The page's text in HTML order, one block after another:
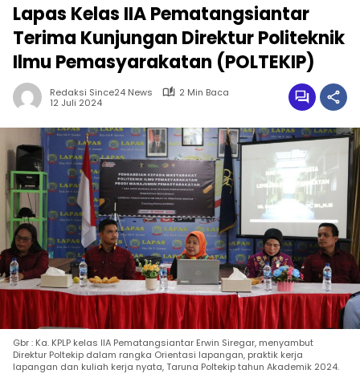
Lapas Kelas IIA Pematangsiantar
Terima Kunjungan Direktur Politeknik
Ilmu Pemasyarakatan (POLTEKIP)
Redaksi Since24 News
2 Min Baca
12 Juli 2024
Gbr : Ka. KPLP kelas IIA Pematangsiantar Erwin Siregar, menyambut
Direktur Poltekip dalam rangka Orientasi lapangan, praktik kerja
lapangan dan kuliah kerja nyata, Taruna Poltekip tahun Akademik 2024.